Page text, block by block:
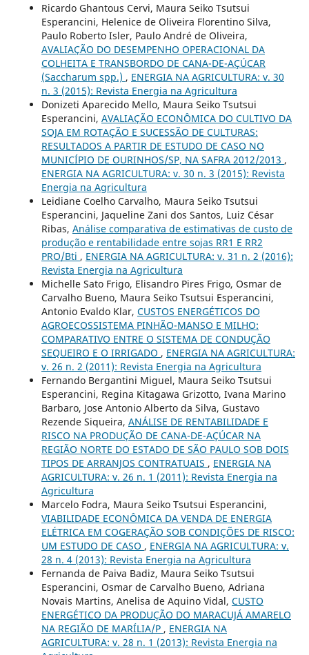
Ricardo Ghantous Cervi, Maura Seiko Tsutsui
Esperancini, Helenice de Oliveira Florentino Silva,
Paulo Roberto Isler, Paulo André de Oliveira,
AVALIAÇÃO DO DESEMPENHO OPERACIONAL DA
COLHEITA E TRANSBORDO DE CANA-DE-AÇÚCAR
(Saccharum spp.) , ENERGIA NA AGRICULTURA: v. 30
n. 3 (2015): Revista Energia na Agricultura
Donizeti Aparecido Mello, Maura Seiko Tsutsui
Esperancini, AVALIAÇÃO ECONÔMICA DO CULTIVO DA
SOJA EM ROTAÇÃO E SUCESSÃO DE CULTURAS:
RESULTADOS A PARTIR DE ESTUDO DE CASO NO
MUNICÍPIO DE OURINHOS/SP, NA SAFRA 2012/2013 ,
ENERGIA NA AGRICULTURA: v. 30 n. 3 (2015): Revista
Energia na Agricultura
Leidiane Coelho Carvalho, Maura Seiko Tsutsui
Esperancini, Jaqueline Zani dos Santos, Luiz César
Ribas, Análise comparativa de estimativas de custo de
produção e rentabilidade entre sojas RR1 E RR2
PRO/Bti , ENERGIA NA AGRICULTURA: v. 31 n. 2 (2016):
Revista Energia na Agricultura
Michelle Sato Frigo, Elisandro Pires Frigo, Osmar de
Carvalho Bueno, Maura Seiko Tsutsui Esperancini,
Antonio Evaldo Klar, CUSTOS ENERGÉTICOS DO
AGROECOSSISTEMA PINHÃO-MANSO E MILHO:
COMPARATIVO ENTRE O SISTEMA DE CONDUÇÃO
SEQUEIRO E O IRRIGADO , ENERGIA NA AGRICULTURA:
v. 26 n. 2 (2011): Revista Energia na Agricultura
Fernando Bergantini Miguel, Maura Seiko Tsutsui
Esperancini, Regina Kitagawa Grizotto, Ivana Marino
Barbaro, Jose Antonio Alberto da Silva, Gustavo
Rezende Siqueira, ANÁLISE DE RENTABILIDADE E
RISCO NA PRODUÇÃO DE CANA-DE-AÇÚCAR NA
REGIÃO NORTE DO ESTADO DE SÃO PAULO SOB DOIS
TIPOS DE ARRANJOS CONTRATUAIS , ENERGIA NA
AGRICULTURA: v. 26 n. 1 (2011): Revista Energia na
Agricultura
Marcelo Fodra, Maura Seiko Tsutsui Esperancini,
VIABILIDADE ECONÔMICA DA VENDA DE ENERGIA
ELÉTRICA EM COGERAÇÃO SOB CONDIÇÕES DE RISCO:
UM ESTUDO DE CASO , ENERGIA NA AGRICULTURA: v.
28 n. 4 (2013): Revista Energia na Agricultura
Fernanda de Paiva Badiz, Maura Seiko Tsutsui
Esperancini, Osmar de Carvalho Bueno, Adriana
Novais Martins, Anelisa de Aquino Vidal, CUSTO
ENERGÉTICO DA PRODUÇÃO DO MARACUJÁ AMARELO
NA REGIÃO DE MARÍLIA/P , ENERGIA NA
AGRICULTURA: v. 28 n. 1 (2013): Revista Energia na